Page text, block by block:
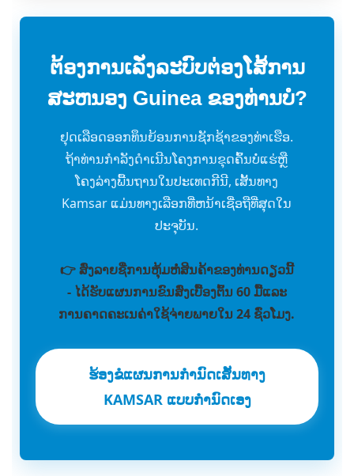
ຕ້ອງການເລັ່ງລະບົບຕ່ອງໂສ້ການ
ສະຫນອງ Guinea ຂອງທ່ານບໍ?
ຢຸດເລືອດອອກທຶນຍ້ອນການຊັກຊ້າຂອງທ່າເຮືອ.
ຖ້າທ່ານກໍາລັງດໍາເນີນໂຄງການຂຸດຄົ້ນບໍ່ແຮ່ຫຼື
ໂຄງລ່າງພື້ນຖານໃນປະເທດກີນີ, ເສັ້ນທາງ
Kamsar ແມ່ນທາງເລືອກທີ່ຫນ້າເຊື່ອຖືທີ່ສຸດໃນ
ປະຈຸບັນ.
👉 ສົ່ງລາຍຊື່ການຫຸ້ມຫໍ່ສິນຄ້າຂອງທ່ານດຽວນີ້
- ໄດ້ຮັບແຜນການຂົນສົ່ງເບື້ອງຕົ້ນ 60 ມື້ແລະ
ການຄາດຄະເນຄ່າໃຊ້ຈ່າຍພາຍໃນ 24 ຊົ່ວໂມງ.
ຮ້ອງຂໍແຜນການກຳນົດເສັ້ນທາງ
KAMSAR ແບບກຳນົດເອງ